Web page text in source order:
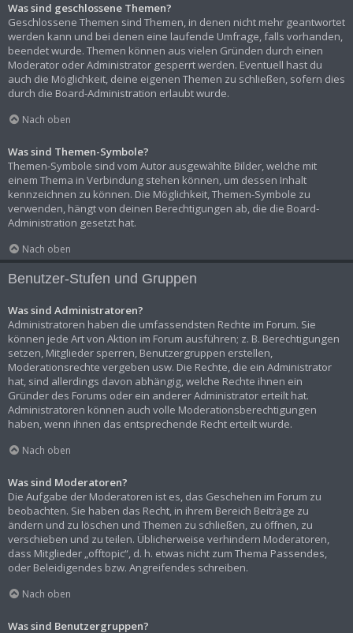
Was sind geschlossene Themen?
Geschlossene Themen sind Themen, in denen nicht mehr geantwortet
werden kann und bei denen eine laufende Umfrage, falls vorhanden,
beendet wurde. Themen können aus vielen Gründen durch einen
Moderator oder Administrator gesperrt werden. Eventuell hast du
auch die Möglichkeit, deine eigenen Themen zu schließen, sofern dies
durch die Board-Administration erlaubt wurde.
Nach oben
Was sind Themen-Symbole?
Themen-Symbole sind vom Autor ausgewählte Bilder, welche mit
einem Thema in Verbindung stehen können, um dessen Inhalt
kennzeichnen zu können. Die Möglichkeit, Themen-Symbole zu
verwenden, hängt von deinen Berechtigungen ab, die die Board-
Administration gesetzt hat.
Nach oben
Benutzer-Stufen und Gruppen
Was sind Administratoren?
Administratoren haben die umfassendsten Rechte im Forum. Sie
können jede Art von Aktion im Forum ausführen; z. B. Berechtigungen
setzen, Mitglieder sperren, Benutzergruppen erstellen,
Moderationsrechte vergeben usw. Die Rechte, die ein Administrator
hat, sind allerdings davon abhängig, welche Rechte ihnen ein
Gründer des Forums oder ein anderer Administrator erteilt hat.
Administratoren können auch volle Moderationsberechtigungen
haben, wenn ihnen das entsprechende Recht erteilt wurde.
Nach oben
Was sind Moderatoren?
Die Aufgabe der Moderatoren ist es, das Geschehen im Forum zu
beobachten. Sie haben das Recht, in ihrem Bereich Beiträge zu
ändern und zu löschen und Themen zu schließen, zu öffnen, zu
verschieben und zu teilen. Üblicherweise verhindern Moderatoren,
dass Mitglieder „offtopic“, d. h. etwas nicht zum Thema Passendes,
oder Beleidigendes bzw. Angreifendes schreiben.
Nach oben
Was sind Benutzergruppen?